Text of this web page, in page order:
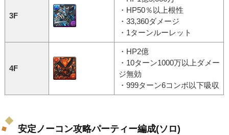
3F
・HP50％以上根性
・33,360ダメージ
・1ターンルーレット
4F
・HP2億
・10ターン1000万以上ダメー
ジ無効
・999ターン6コンボ以下吸収
安定ノーコン攻略パーティー編成(ソロ)